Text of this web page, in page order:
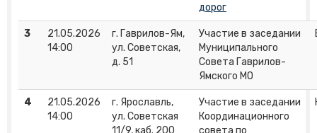
дорог
3
21.05.2026
14:00
г. Гаврилов-Ям,
ул. Советская,
д. 51
Участие в заседании
Муниципального
Совета Гаврилов-
Ямского МО
4
21.05.2026
14:00
г. Ярославль,
ул. Советская
11/9, каб. 200
Участие в заседании
Координационного
совета по